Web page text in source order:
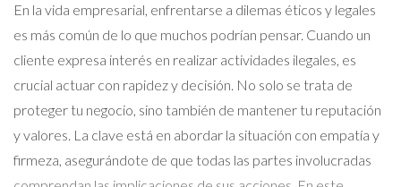
En la vida empresarial, enfrentarse a dilemas éticos y legales
es más común de lo que muchos podrían pensar. Cuando un
cliente expresa interés en realizar actividades ilegales, es
crucial actuar con rapidez y decisión. No solo se trata de
proteger tu negocio, sino también de mantener tu reputación
y valores. La clave está en abordar la situación con empatía y
firmeza, asegurándote de que todas las partes involucradas